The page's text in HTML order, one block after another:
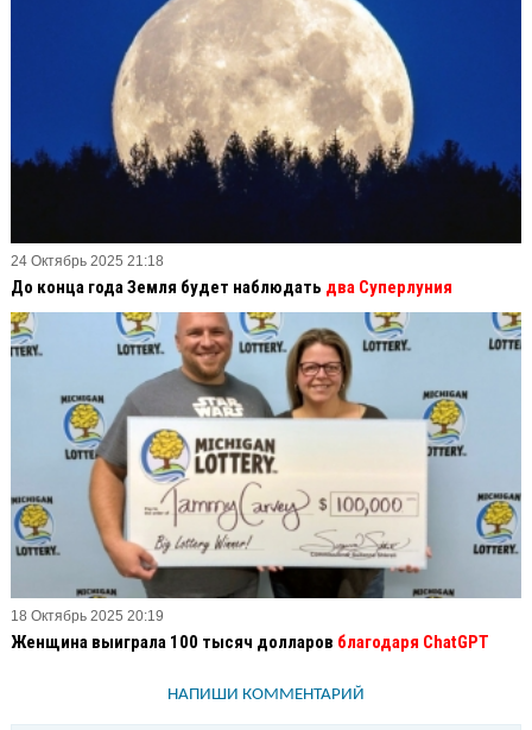
24 Октябрь 2025 21:18
До конца года Земля будет наблюдать два Суперлуния
18 Октябрь 2025 20:19
Женщина выиграла 100 тысяч долларов благодаря ChatGPT
НАПИШИ КОММЕНТАРИЙ